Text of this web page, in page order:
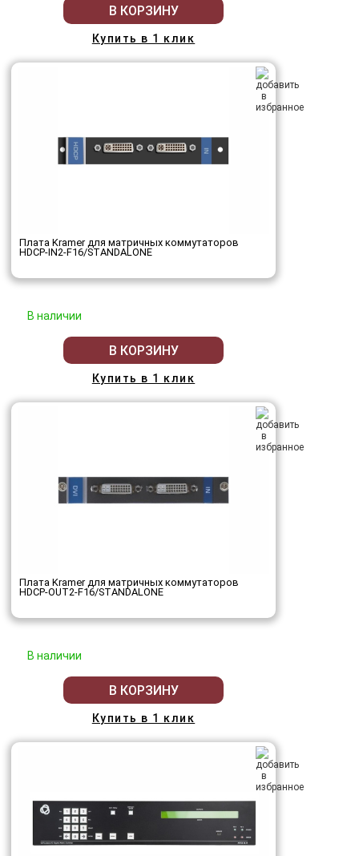
В КОРЗИНУ
Купить в 1 клик
Плата Kramer для матричных коммутаторов
HDCP-IN2-F16/STANDALONE
В наличии
В КОРЗИНУ
Купить в 1 клик
Плата Kramer для матричных коммутаторов
HDCP-OUT2-F16/STANDALONE
В наличии
В КОРЗИНУ
Купить в 1 клик